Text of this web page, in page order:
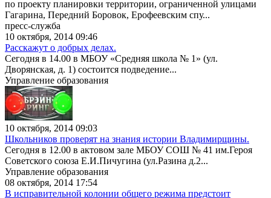
по проекту планировки территории, ограниченной улицами
Гагарина, Передний Боровок, Ерофеевским спу...
пресс-служба
10 октября, 2014 09:46
Расскажут о добрых делах.
Сегодня в 14.00 в МБОУ «Средняя школа № 1» (ул.
Дворянская, д. 1) состоится подведение...
Управление образования
10 октября, 2014 09:03
Школьников проверят на знания истории Владимирщины.
Сегодня в 12.00 в актовом зале МБОУ СОШ № 41 им.Героя
Советского союза Е.И.Пичугина (ул.Разина д.2...
Управление образования
08 октября, 2014 17:54
В исправительной колонии общего режима предстоит